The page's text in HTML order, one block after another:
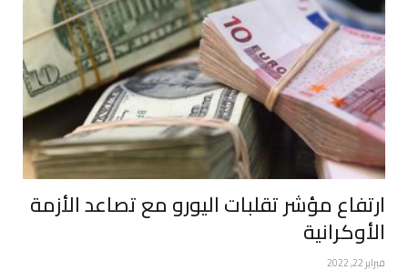
ارتفاع مؤشر تقلبات اليورو مع تصاعد الأزمة
الأوكرانية
فبراير 22, 2022